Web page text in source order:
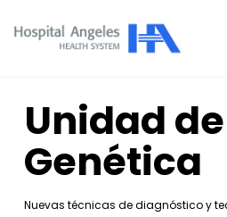
Unidad de
Genética
Nuevas técnicas de diagnóstico y